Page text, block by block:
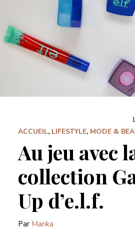
ACCUEIL, LIFESTYLE, MODE &
Au jeu avec
collection
Up d’e.l.f.
Par Marika